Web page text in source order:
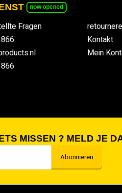
now opened
Fragen
Kontakt
Mein
MISSEN ? MELD JE
Abonnieren